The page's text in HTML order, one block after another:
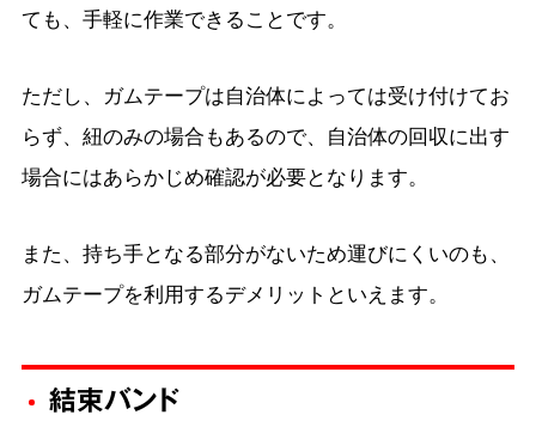
ても、手軽に作業できることです。
ただし、ガムテープは自治体によっては受け付けてお
らず、紐のみの場合もあるので、自治体の回収に出す
場合にはあらかじめ確認が必要となります。
また、持ち手となる部分がないため運びにくいのも、
ガムテープを利用するデメリットといえます。
結束バンド